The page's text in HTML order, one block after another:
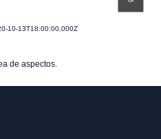
10-13T18:00:00.000Z
de aspectos.